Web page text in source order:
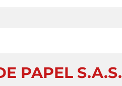
PAPEL S.A.S.